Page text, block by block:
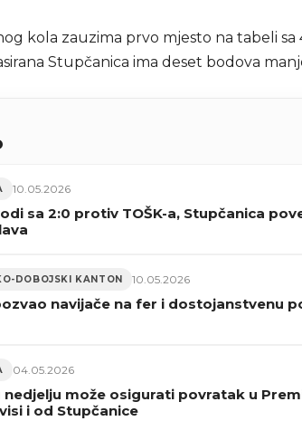
kola zauzima prvo mjesto na tabeli sa
Stupčanica ima deset bodova
10.05.2026
sa 2:0 protiv TOŠK-a, Stupčanica
DOBOJSKI KANTON 10.05.2026
navijače na fer i dostojanstvenu
04.05.2026
nedjelju može osigurati povratak u
i od Stupčanice